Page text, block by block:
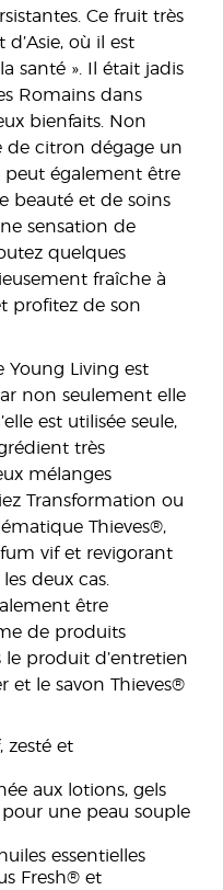
Ce fruit très
où il est
santé ». Il était jadis
Romains dans
bienfaits. Non
de citron dégage un
peut également être
beauté et de soins
sensation de
quelques
fraîche à
profitez de son
Young Living est
non seulement elle
est utilisée seule,
très
mélanges
Transformation ou
Thieves®,
vif et revigorant
deux cas.
être
de produits
produit d’entretien
et le savon Thieves®
zesté et
aux lotions, gels
une peau souple
essentielles
Fresh® et